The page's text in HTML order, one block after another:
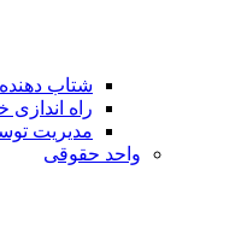
شتاب
راه
مدیریت
واحد حقوقی